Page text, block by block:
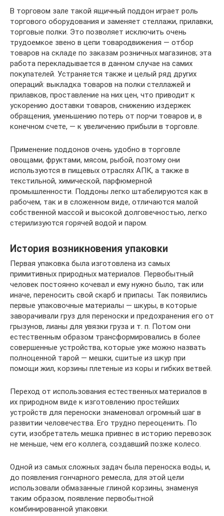
В торговом зале такой ящичный поддон играет роль
торгового оборудования и заменяет стеллажи, прилавки,
торговые полки. Это позволяет исключить очень
трудоемкое звено в цепи товародвижения — отбор
товаров на складе по заказам розничных магазинов; эта
работа перекладывается в данном случае на самих
покупателей. Устраняется также и целый ряд других
операций: выкладка товаров на полки стеллажей и
прилавков, проставление на них цен, что приводит к
ускорению доставки товаров, снижению издержек
обращения, уменьшению потерь от порчи товаров и, в
конечном счете, — к увеличению прибыли в торговле.
Применение поддонов очень удобно в торговле
овощами, фруктами, мясом, рыбой, поэтому они
используются в пищевых отраслях АПК, а также в
текстильной, химической, парфюмерной
промышленности. Поддоны легко штабелируются как в
рабочем, так и в сложенном виде, отличаются малой
собственной массой и высокой долговечностью, легко
стерилизуются горячей водой и паром.
История возникновения упаковки
Первая упаковка была изготовлена из самых
примитивных природных материалов. Первобытный
человек постоянно кочевал и ему нужно было, так или
иначе, переносить свой скарб и припасы. Так появились
первые упаковочные материалы — шкуры, в которые
заворачивали груз для переноски и предохранения его от
грызунов, лианы для увязки груза и т. п. Потом они
естественным образом трансформировались в более
совершенные устройства, которые уже можно назвать
полноценной тарой — мешки, сшитые из шкур при
помощи жил, корзины плетеные из коры и гибких ветвей.
Переход от использования естественных материалов в
их природном виде к изготовлению простейших
устройств для переноски знаменовал огромный шаг в
развитии человечества. Его трудно переоценить. По
сути, изобретатель мешка привнес в историю перевозок
не меньше, чем его коллега, создавший позже колесо.
Одной из самых сложных задач была переноска воды, и,
до появления гончарного ремесла, для этой цели
использовали обмазанные глиной корзины, знаменуя
таким образом, появление первобытной
комбинированной упаковки.